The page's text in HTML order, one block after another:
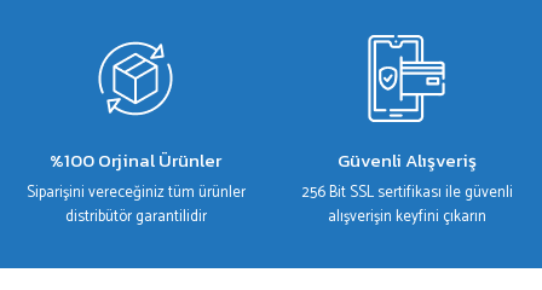
%100 Orjinal Ürünler
Siparişini vereceğiniz tüm ürünler
distribütör garantilidir
Güvenli Alışveriş
256 Bit SSL sertifikası ile güvenli
alışverişin keyfini çıkarın